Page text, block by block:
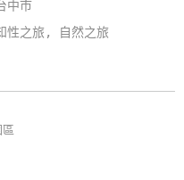
中市
性之旅, 自然之旅